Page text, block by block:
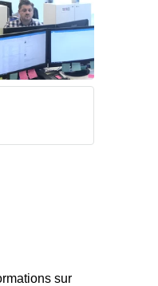
sur